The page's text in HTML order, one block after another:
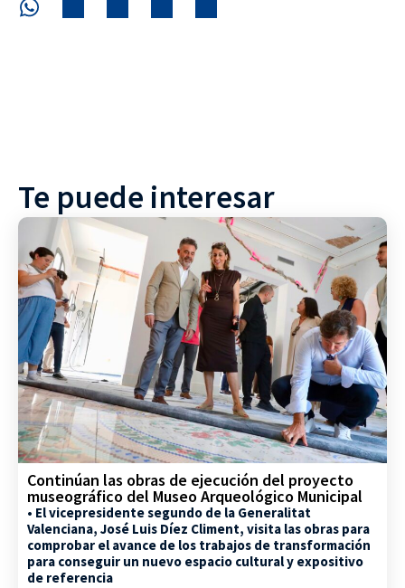
Te puede interesar
Continúan las obras de ejecución del proyecto
museográfico del Museo Arqueológico Municipal
• El vicepresidente segundo de la Generalitat
Valenciana, José Luis Díez Climent, visita las obras para
comprobar el avance de los trabajos de transformación
para conseguir un nuevo espacio cultural y expositivo
de referencia